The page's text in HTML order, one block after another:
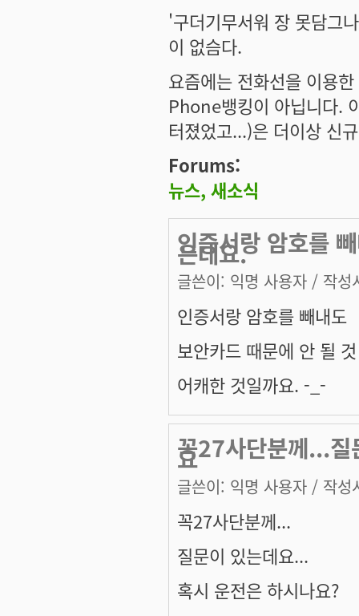
'구더기무서워 장 못담그
이 없슴다.
요즘에는 전화선을 이용
Phone뱅킹이 아닙니다.
터졌었고...)은 더이상 신
Forums:
뉴스, 새소식
인증서랑 암호를
은데요.
글쓴이: 익명 사용자 / 작성
인증서랑 암호를 빼내도
보안카드 때문에 안 될
어캐한 것일까요. -_-
꼭27사단분께...질
요
글쓴이: 익명 사용자 / 작성
꼭27사단분께...
질문이 있는데요...
혹시 운전은 하시나요?